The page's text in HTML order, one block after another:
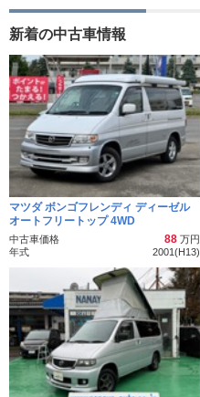
新着の中古車情報
マツダ ボンゴフレンディ ディーゼル
オートフリートップ 4WD
中古車価格 88 万円
年式
2001(H13)